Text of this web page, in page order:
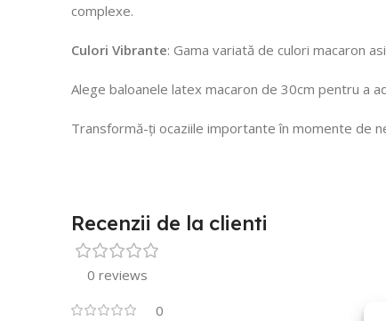
complexe.
Culori Vibrante: Gama variată de culori macaron
Alege baloanele latex macaron de 30cm pentru a
Transformă-ți ocaziile importante în momente de
Recenzii de la clienti
0 reviews
0